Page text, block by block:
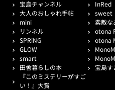
宝島チャンネル
InRed
大人のおしゃれ手帖
sweet
mini
素敵な
リンネル
otona
SPRiNG
otona
GLOW
smart
田舎暮らしの本
宝島す
『このミステリーがすご
い！』大賞